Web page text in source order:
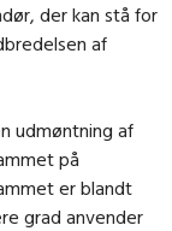
der kan stå for
af
udmøntning af
på
er blandt
grad anvender